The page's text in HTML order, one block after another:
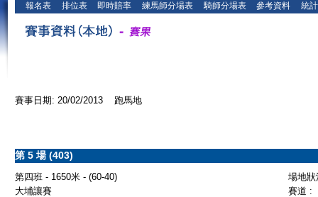
報名表 排位表 即時賠率 練馬師分場表 騎師分場表 參考資料 統
賽事日期: 20/02/2013 跑馬地
第 5 場 (403)
第四班 - 1650米 - (60-40)
場地
大埔讓賽
賽道 :